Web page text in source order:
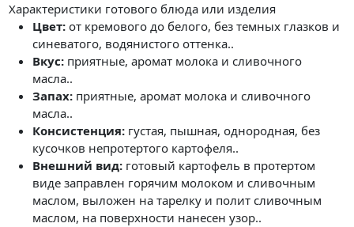
Характеристики готового блюда или изделия
Цвет: от кремового до белого, без темных глазков и
синеватого, водянистого оттенка..
Вкус: приятные, аромат молока и сливочного
масла..
Запах: приятные, аромат молока и сливочного
масла..
Консистенция: густая, пышная, однородная, без
кусочков непротертого картофеля..
Внешний вид: готовый картофель в протертом
виде заправлен горячим молоком и сливочным
маслом, выложен на тарелку и полит сливочным
маслом, на поверхности нанесен узор..